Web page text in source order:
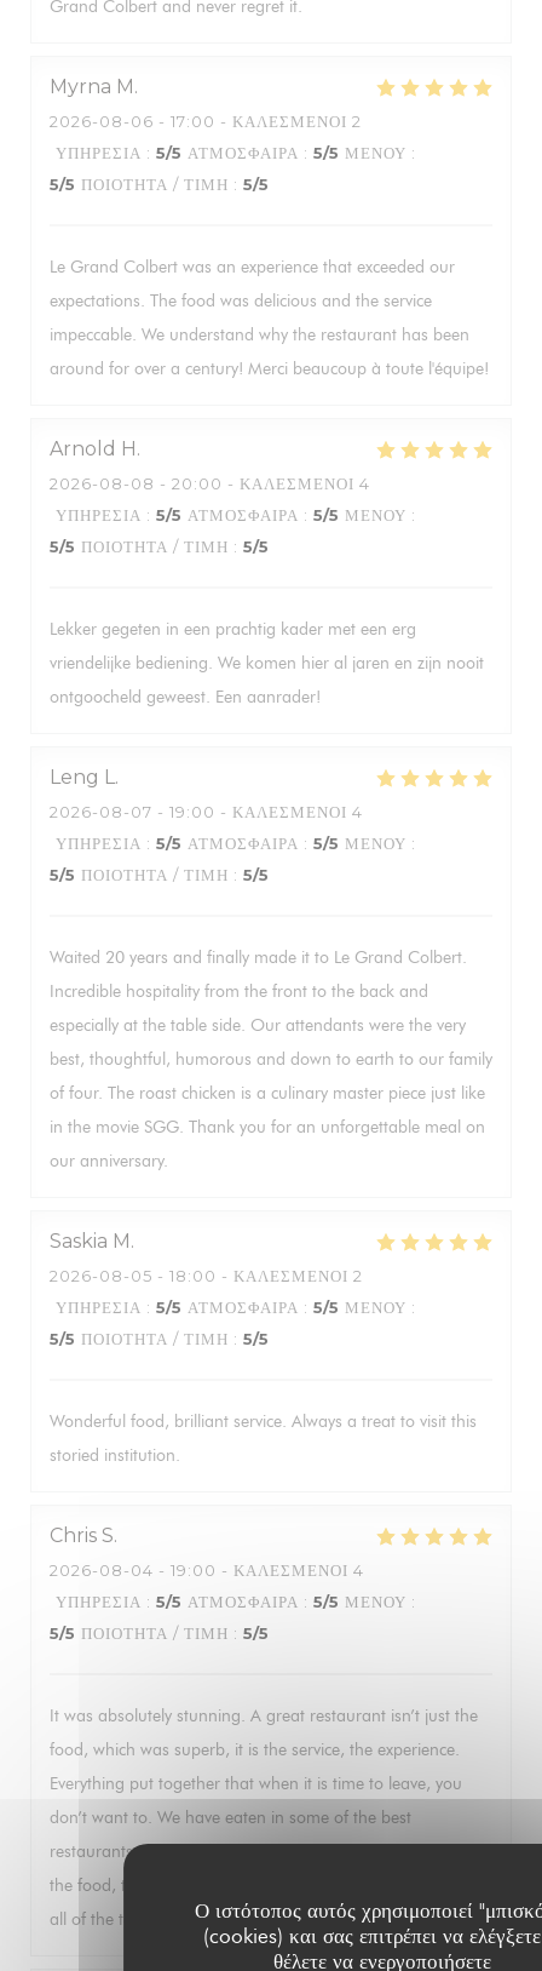
Ο ιστότοπος αυτός χρησιμοποιεί
(cookies) και σας επιτρέπει να
θέλετε να ενεργοποιήσετε
Grand Colbert and never regret it.
Myrna M
2026-08-06 - 17:00 - ΚΑΛΕΣΜΈΝΟΙ 2
ΥΠΗΡΕΣΊΑ : 5/5 ΑΤΜΌΣΦΑΙΡΑ : 5/5 ΜΕΝΟΎ :
5/5 ΠΟΙΌΤΗΤΑ / ΤΙΜΉ : 5/5
Le Grand Colbert was an experience that exceeded our
expectations. The food was delicious and the service
impeccable. We understand why the restaurant has been
around for over a century! Merci beaucoup à toute l'équipe!
Arnold H
2026-08-08 - 20:00 - ΚΑΛΕΣΜΈΝΟΙ 4
ΥΠΗΡΕΣΊΑ : 5/5 ΑΤΜΌΣΦΑΙΡΑ : 5/5 ΜΕΝΟΎ :
5/5 ΠΟΙΌΤΗΤΑ / ΤΙΜΉ : 5/5
Lekker gegeten in een prachtig kader met een erg
vriendelijke bediening. We komen hier al jaren en zijn nooit
ontgoocheld geweest. Een aanrader!
Leng L
2026-08-07 - 19:00 - ΚΑΛΕΣΜΈΝΟΙ 4
ΥΠΗΡΕΣΊΑ : 5/5 ΑΤΜΌΣΦΑΙΡΑ : 5/5 ΜΕΝΟΎ :
5/5 ΠΟΙΌΤΗΤΑ / ΤΙΜΉ : 5/5
Waited 20 years and finally made it to Le Grand Colbert.
Incredible hospitality from the front to the back and
especially at the table side. Our attendants were the very
best, thoughtful, humorous and down to earth to our family
of four. The roast chicken is a culinary master piece just like
in the movie SGG. Thank you for an unforgettable meal on
our anniversary.
Saskia M
2026-08-05 - 18:00 - ΚΑΛΕΣΜΈΝΟΙ 2
ΥΠΗΡΕΣΊΑ : 5/5 ΑΤΜΌΣΦΑΙΡΑ : 5/5 ΜΕΝΟΎ :
5/5 ΠΟΙΌΤΗΤΑ / ΤΙΜΉ : 5/5
Wonderful food, brilliant service. Always a treat to visit this
storied institution.
Chris S
2026-08-04 - 19:00 - ΚΑΛΕΣΜΈΝΟΙ 4
ΥΠΗΡΕΣΊΑ : 5/5 ΑΤΜΌΣΦΑΙΡΑ : 5/5 ΜΕΝΟΎ :
5/5 ΠΟΙΌΤΗΤΑ / ΤΙΜΉ : 5/5
It was absolutely stunning. A great restaurant isn’t just the
food, which was superb, it is the service, the experience.
Everything put together that when it is time to leave, you
don’t want to. We have eaten in some of the best
restaurants in the world and this was up there, not just for
the food, the service but the venue, wonderful. Thankyou to
all of the team for a memorable time.